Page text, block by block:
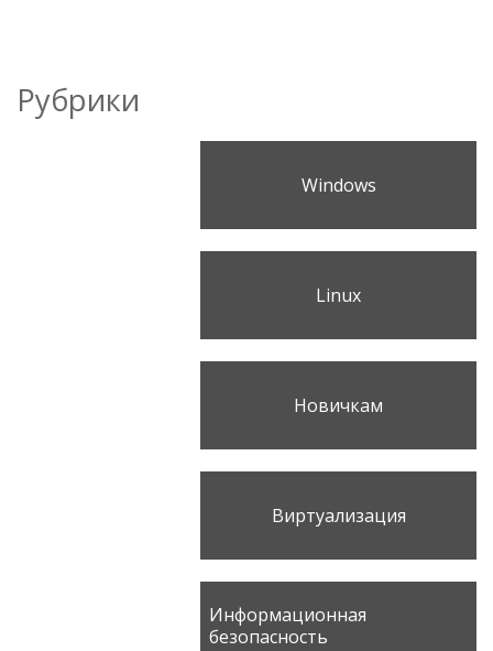
Рубрики
Windows
Linux
Новичкам
Виртуализация
Информационная
безопасность